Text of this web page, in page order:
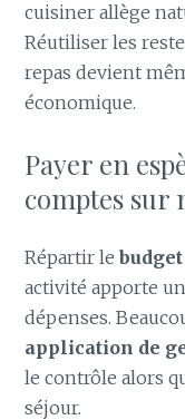
cuisiner allège
Réutiliser les
repas devient
économique.
Payer en
comptes sur
Répartir le
activité apporte
dépenses.
application de
le contrôle alors
séjour.